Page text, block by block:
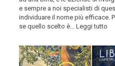
e sempre a noi specialisti di
individuare il nome più efficace.
se quello scelto è… Leggi tutto
LA